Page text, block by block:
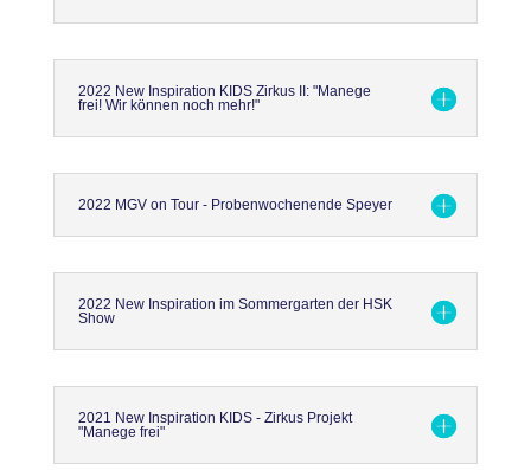
2022 New Inspiration KIDS Zirkus II: "Manege
frei! Wir können noch mehr!"
2022 MGV on Tour - Probenwochenende Speyer
2022 New Inspiration im Sommergarten der HSK
Show
2021 New Inspiration KIDS - Zirkus Projekt
"Manege frei"